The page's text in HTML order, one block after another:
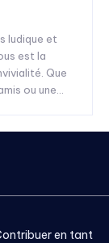
ludique et
est la
Que
ou une...
en tant